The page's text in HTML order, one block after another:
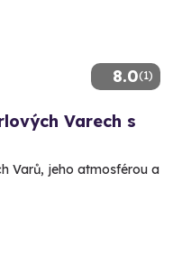
8.0(1)
Varech s
Varů, jeho atmosférou a